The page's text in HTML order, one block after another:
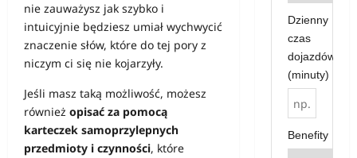
nie zauważysz jak szybko i
intuicyjnie będziesz umiał wychwycić
znaczenie słów, które do tej pory z
niczym ci się nie kojarzyły.
Jeśli masz taką możliwość, możesz
również opisać za pomocą
karteczek samoprzylepnych
przedmioty i czynności, które
Dzienny
czas
dojazdów
(minuty)
Benefity